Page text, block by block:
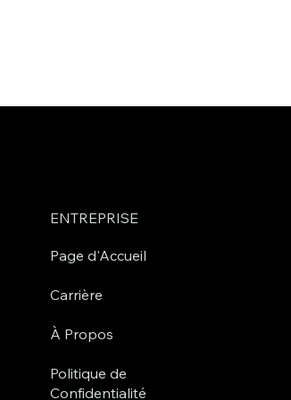
ENTREPRISE
Page d'Accueil
Carrière
À Propos
Politique de
Confidentialité